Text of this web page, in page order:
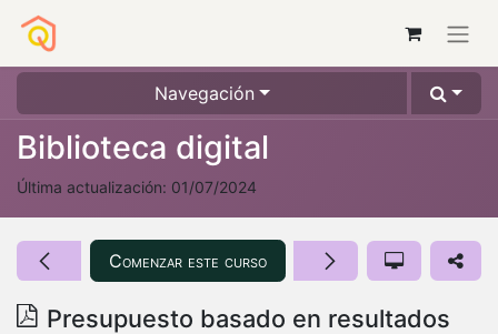
Navegación
Biblioteca digital
Última actualización: 01/07/2024
Presupuesto basado en resultados
Comenzar este curso